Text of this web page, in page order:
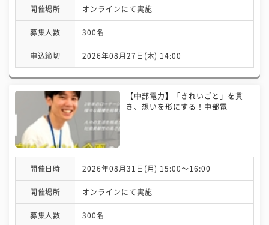
開催場所 オンラインにて実施
募集人数 300名
申込締切 2026年08月27日(木) 14:00
【中部電力】「きれいごと」を貫
き、想いを形にする！中部電
開催日時 2026年08月31日(月) 15:00〜16:00
開催場所 オンラインにて実施
募集人数 300名